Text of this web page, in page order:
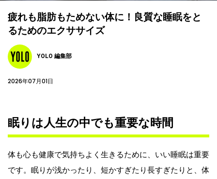
疲れも脂肪もためない体に！良質な睡眠をと
るためのエクササイズ
YOLO 編集部
2026年07月01日
眠りは人生の中でも重要な時間
体も心も健康で気持ちよく生きるために、いい睡眠は重要
です。眠りが浅かったり、短かすぎたり長すぎたりと、体